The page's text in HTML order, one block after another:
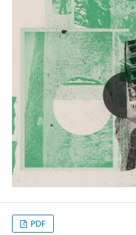
PDF